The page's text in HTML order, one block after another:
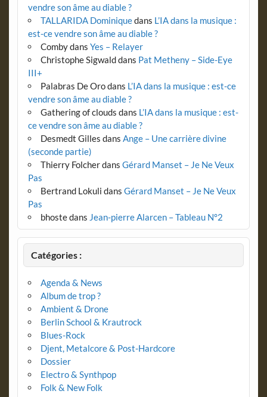
vendre son âme au diable ?
TALLARIDA Dominiquedans L’IA dans la musique :
est-ce vendre son âme au diable ?
Combydans Yes – Relayer
Christophe Sigwalddans Pat Metheny – Side-Eye
III+
Palabras De Orodans L’IA dans la musique : est-ce
vendre son âme au diable ?
Gathering of clouds dans L’IA dans la musique : est-
ce vendre son âme au diable ?
Desmedt Gilles dans Ange – Une carrière divine
(seconde partie)
Thierry Folcherdans Gérard Manset – Je Ne Veux
Pas
Bertrand Lokuli dans Gérard Manset – Je Ne Veux
Pas
bhostedans Jean-pierre Alarcen – Tableau N°2
Catégories :
Agenda & News
Album de trop ?
Ambient & Drone
Berlin School & Krautrock
Blues-Rock
Djent, Metalcore & Post-Hardcore
Dossier
Electro & Synthpop
Folk & New Folk